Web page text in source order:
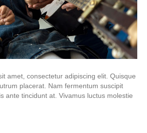
amet, consectetur adipiscing elit. Quisque
placerat. Nam fermentum suscipit
ante tincidunt at. Vivamus luctus molestie